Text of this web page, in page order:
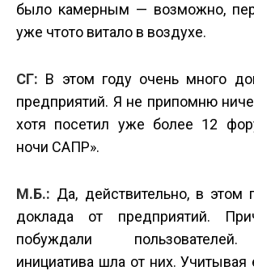
было камерным — возможно,
уже что­то витало в воздухе.
СГ: В этом году очень много
предприятий. Я не припомню
хотя посетил уже более 12
ночи САПР».
М.Б.: Да, действительно, в этом
доклада от предприятий.
побуждали
инициатива шла от них.